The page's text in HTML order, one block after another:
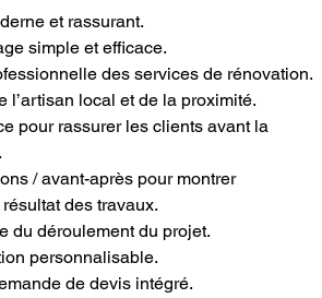
et rassurant.
simple et efficace.
des services de rénovation.
l’artisan local et de la proximité.
pour rassurer les clients avant la
/ avant-après pour montrer
des travaux.
du déroulement du projet.
personnalisable.
de devis intégré.